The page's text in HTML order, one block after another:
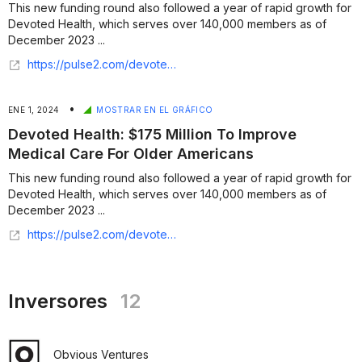
This new funding round also followed a year of rapid growth for
Devoted Health, which serves over 140,000 members as of
December 2023 ...
https://pulse2.com/devoted-health-175-million-funding/
ENE 1, 2024 • MOSTRAR EN EL GRÁFICO
Devoted Health: $175 Million To Improve
Medical Care For Older Americans
This new funding round also followed a year of rapid growth for
Devoted Health, which serves over 140,000 members as of
December 2023 ...
https://pulse2.com/devoted-health-175-million-funding/
Inversores 12
Obvious Ventures